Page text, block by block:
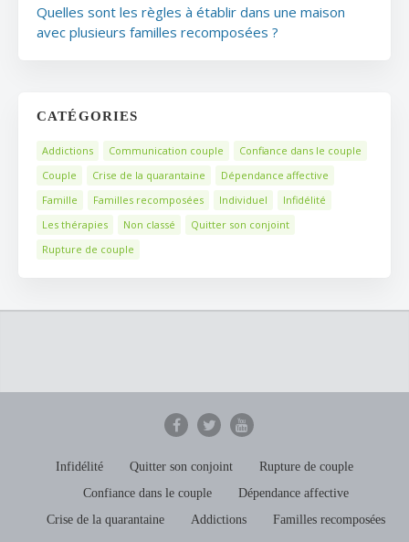
Quelles sont les règles à établir dans une maison
avec plusieurs familles recomposées ?
CATÉGORIES
Addictions Communication couple
Confiance dans le couple
Couple
Crise de la quarantaine
Dépendance affective
Famille
Familles recomposées Individuel
Infidélité
Les thérapies
Non classé
Quitter son conjoint
Rupture de couple
Infidélité Quitter son conjoint
Rupture de couple
Confiance dans le couple
Dépendance affective
Crise de la quarantaine
Addictions Familles recomposées